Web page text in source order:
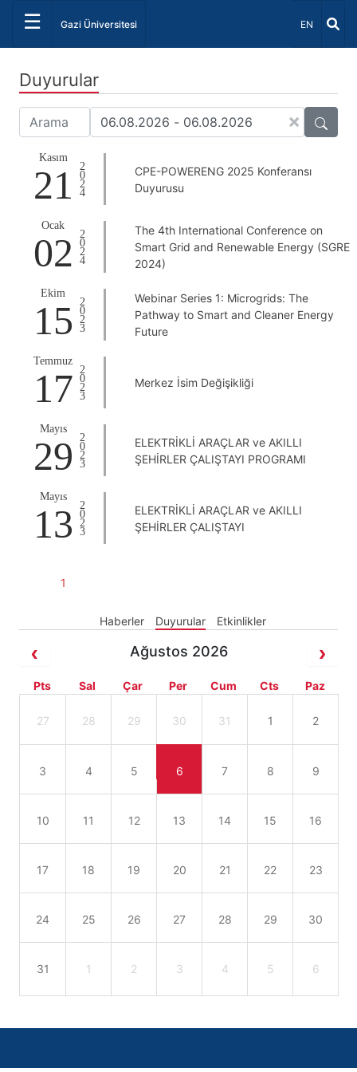
☰ Gazi Üniversitesi Dil Seçiniz
EN
Duyurular
×
Kasım
21 2024
CPE-POWERENG 2025 Konferansı
Duyurusu
Ocak
02 2024
The 4th International Conference on
Smart Grid and Renewable Energy (SGRE
2024)
Ekim
15 2023
Webinar Series 1: Microgrids: The
Pathway to Smart and Cleaner Energy
Future
Temmuz
17 2023 Merkez İsim Değişikliği
Mayıs
29 2023
ELEKTRİKLİ ARAÇLAR ve AKILLI
ŞEHİRLER ÇALIŞTAYI PROGRAMI
Mayıs
13 2023
ELEKTRİKLİ ARAÇLAR ve AKILLI
ŞEHİRLER ÇALIŞTAYI
1
Haberler Duyurular Etkinlikler
Ağustos 2026
Pts Sal Çar Per Cum Cts Paz
27 28 29 30 31 1 2
3 4 5 6 7 8 9
10 11 12 13 14 15 16
17 18 19 20 21 22 23
24 25 26 27 28 29 30
31 1 2 3 4 5 6